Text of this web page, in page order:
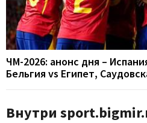
ЧМ-2026: анонс дня –
Бельгия vs Египет,
Внутри